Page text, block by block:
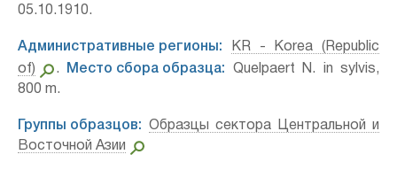
05.10.1910.
Административные регионы:
KR - Korea (Republic
of)
. Место сбора образца: Quelpaert N. in sylvis,
800 m.
Группы образцов:
Образцы сектора Центральной и
Восточной Азии